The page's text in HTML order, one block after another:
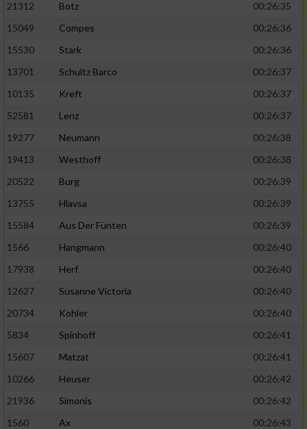
21312 Botz
00:26:35
15049
Compes
00:26:36
15530
Stark
00:26:36
13701
Schultz Barco
00:26:37
10135
Kreft
00:26:37
52581
Lenz
00:26:37
19277
Neumann
00:26:38
19413
Westhoff
00:26:38
20522
Burg
00:26:39
13755
Hlavsa
00:26:39
15584
Aus Der Fünten
00:26:39
1566
Hangmann
00:26:40
17938
Herf
00:26:40
12627
Susanne Victoria
00:26:40
20734
Kohler
00:26:40
5834
Spinhoff
00:26:41
15607
Matzat
00:26:41
10266
Heuser
00:26:42
21936
Simonis
00:26:42
1560
Ax
00:26:43